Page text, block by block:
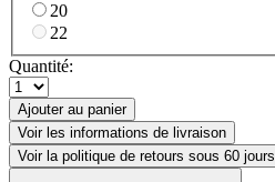
20
22
Quantité:
Ajouter au panier
Voir les informations de livraison
Voir la politique de retours sous 60 jours